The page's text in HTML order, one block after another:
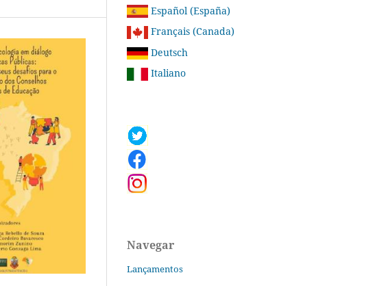
Español (España)
Français (Canada)
Deutsch
Italiano
Navegar
Lançamentos